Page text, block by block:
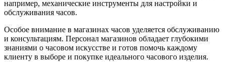
например, механические инструменты для настройки и
обслуживания часов.
Особое внимание в магазинах часов уделяется обслуживанию
и консультациям. Персонал магазинов обладает глубокими
знаниями о часовом искусстве и готов помочь каждому
клиенту в выборе и покупке идеального часового изделия.